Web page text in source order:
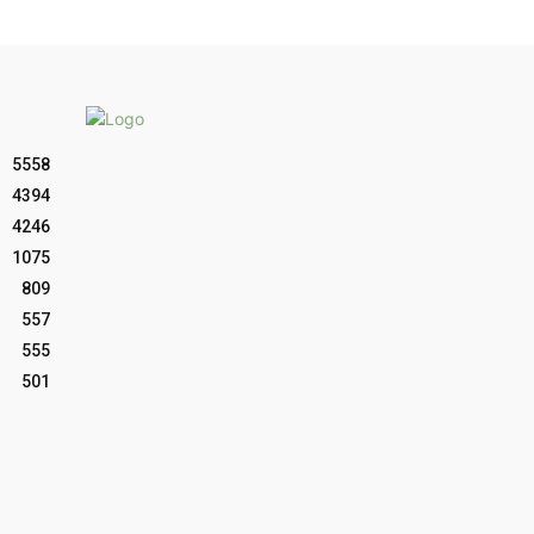
5558
4394
4246
1075
809
557
555
501